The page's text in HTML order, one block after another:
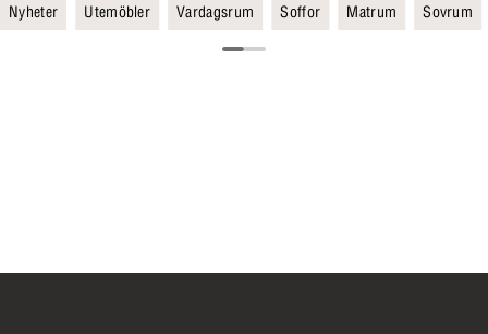
Nyheter Utemöbler Vardagsrum Soffor Matrum Sovrum